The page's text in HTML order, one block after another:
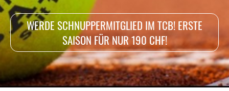
WERDE SCHNUPPERMITGLIED IM TCB! ERSTE
SAISON FÜR NUR 190 CHF!